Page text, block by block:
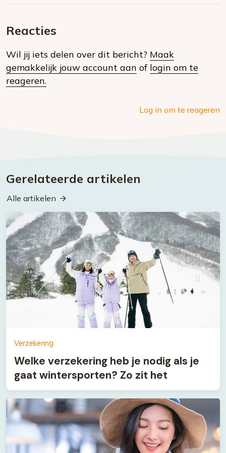
social
Reacties
Wil jij iets delen over dit bericht? Maak
gemakkelijk jouw account aan of login om te
reageren.
Log in om te reageren
Gerelateerde artikelen
Alle artikelen
Verzekering
Welke verzekering heb je nodig als je
gaat wintersporten? Zo zit het